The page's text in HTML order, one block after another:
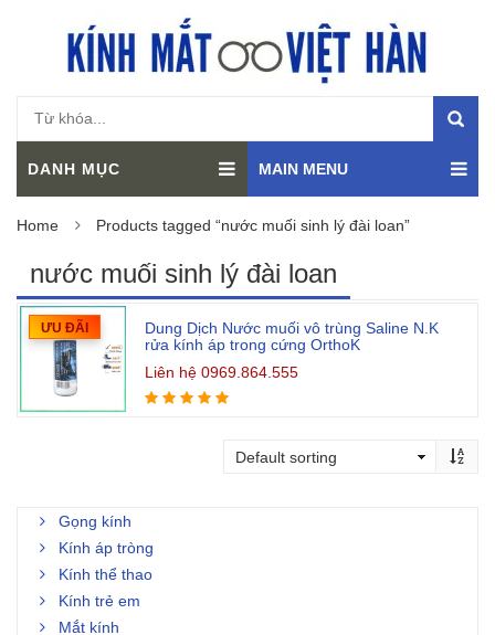
DANH MỤC MAIN MENU
Home Products tagged “nước muối sinh lý đài loan”
nước muối sinh lý đài loan
ƯU ĐÃI
Dung Dịch Nước muối vô trùng Saline N.K
rửa kính áp trong cứng OrthoK
Liên hệ 0969.864.555
Gọng kính
Kính áp tròng
Kính thể thao
Kính trẻ em
Mắt kính